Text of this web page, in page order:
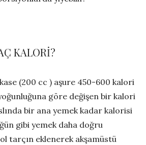
KALORİ?
(200 cc ) aşure 450-600 kalori
göre değişen bir kalori
bir ana yemek kadar kalorisi
gibi yemek daha doğru
tarçın eklenerek akşamüstü